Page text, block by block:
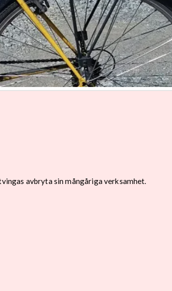
avbryta sin mångåriga verksamhet.